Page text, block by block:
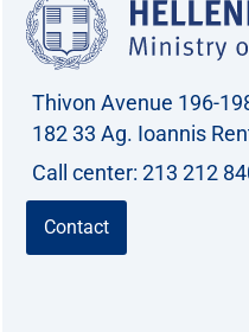
Thivon Avenue 196-
182 33 Ag. Ioannis
Call center: 213 212
Contact